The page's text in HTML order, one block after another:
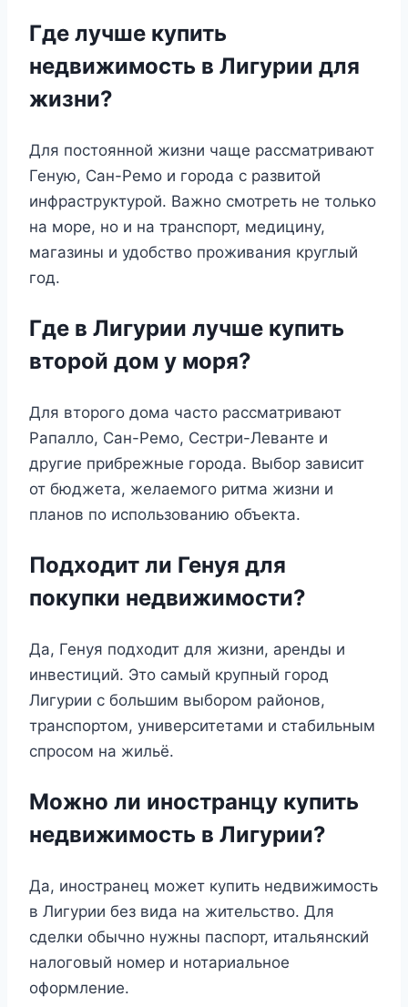
Где лучше купить
недвижимость в Лигурии для
жизни?
Для постоянной жизни чаще рассматривают
Геную, Сан-Ремо и города с развитой
инфраструктурой. Важно смотреть не только
на море, но и на транспорт, медицину,
магазины и удобство проживания круглый
год.
Где в Лигурии лучше купить
второй дом у моря?
Для второго дома часто рассматривают
Рапалло, Сан-Ремо, Сестри-Леванте и
другие прибрежные города. Выбор зависит
от бюджета, желаемого ритма жизни и
планов по использованию объекта.
Подходит ли Генуя для
покупки недвижимости?
Да, Генуя подходит для жизни, аренды и
инвестиций. Это самый крупный город
Лигурии с большим выбором районов,
транспортом, университетами и стабильным
спросом на жильё.
Можно ли иностранцу купить
недвижимость в Лигурии?
Да, иностранец может купить недвижимость
в Лигурии без вида на жительство. Для
сделки обычно нужны паспорт, итальянский
налоговый номер и нотариальное
оформление.